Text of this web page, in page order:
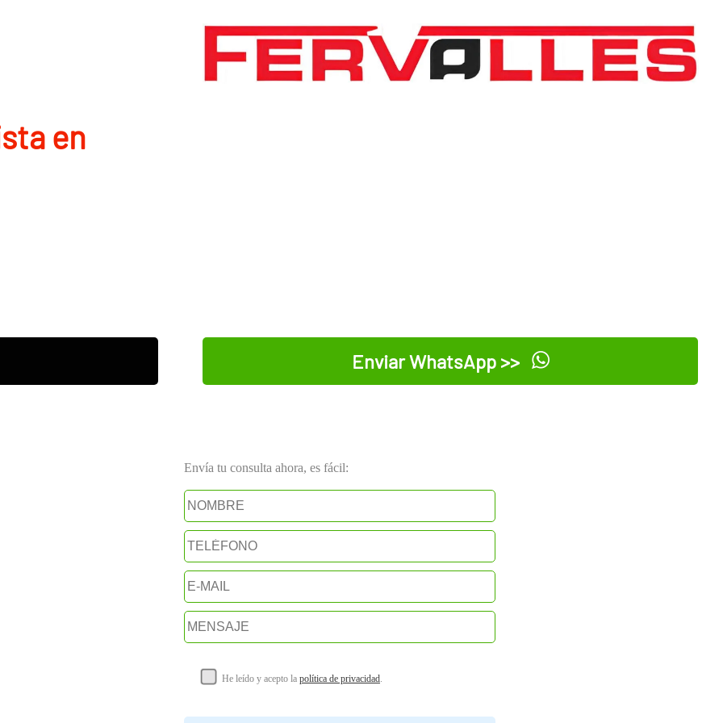
en
Enviar WhatsApp >>
Envía tu consulta ahora, es fácil:
He leído y acepto la política de privacidad.